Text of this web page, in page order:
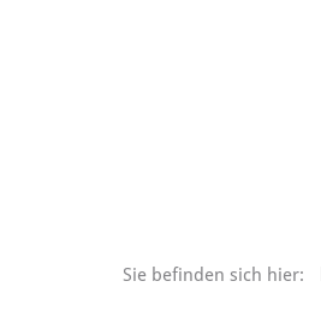
Sie befinden sich hier: